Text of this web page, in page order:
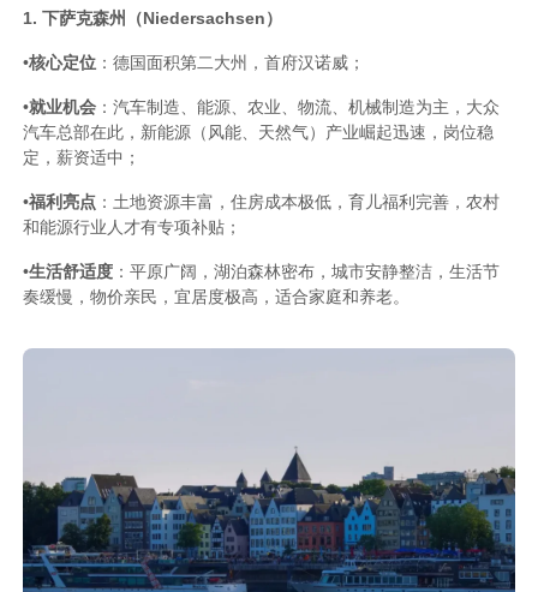
1. 下萨克森州（Niedersachsen）
•核心定位 ：德国面积第二大州，首府汉诺威；
•就业机会 ：汽车制造、能源、农业、物流、机械制造为主，大众
汽车总部在此，新能源（风能、天然气）产业崛起迅速，岗位稳
定，薪资适中；
•福利亮点 ：土地资源丰富，住房成本极低，育儿福利完善，农村
和能源行业人才有专项补贴；
•生活舒适度 ：平原广阔，湖泊森林密布，城市安静整洁，生活节
奏缓慢，物价亲民，宜居度极高，适合家庭和养老。